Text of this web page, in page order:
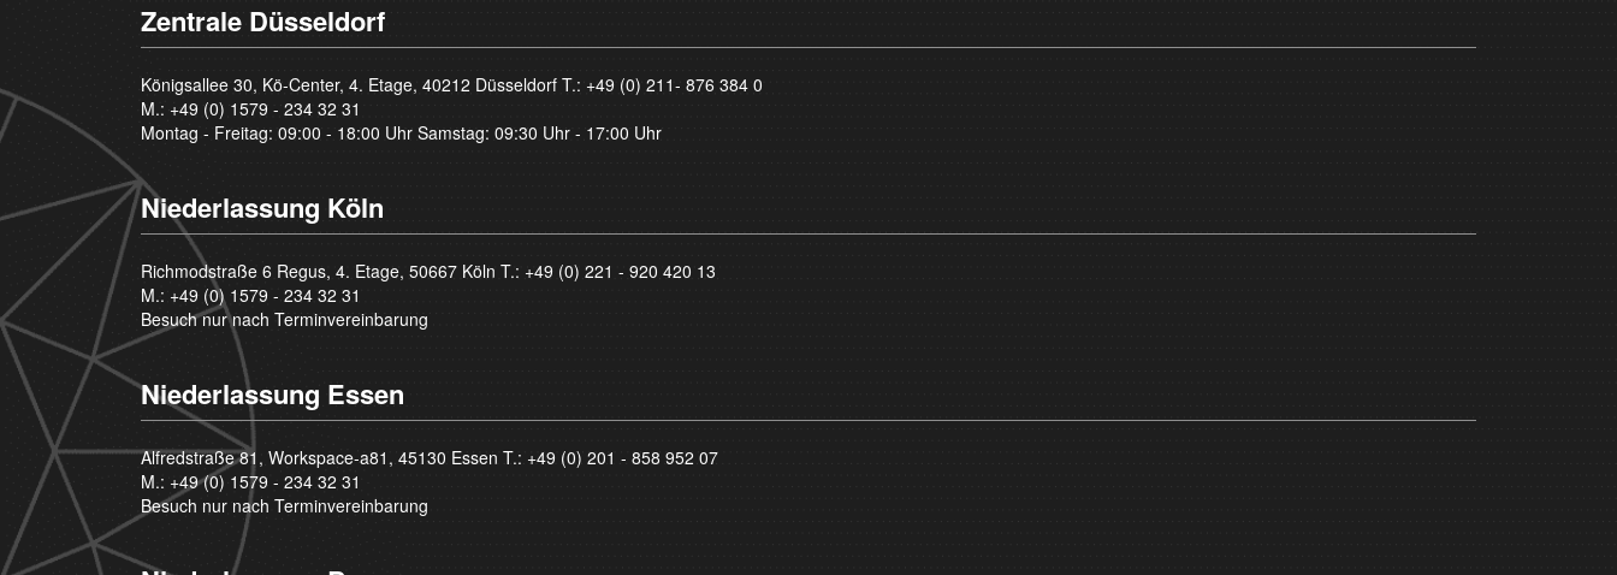
Zentrale Düsseldorf
Königsallee 30, Kö-Center, 4. Etage, 40212 Düsseldorf T.: +49 (0) 211- 876 384 0
M.: +49 (0) 1579 - 234 32 31
Montag - Freitag: 09:00 - 18:00 Uhr Samstag: 09:30 Uhr - 17:00 Uhr
Niederlassung Köln
Richmodstraße 6 Regus, 4. Etage, 50667 Köln T.: +49 (0) 221 - 920 420 13
M.: +49 (0) 1579 - 234 32 31
Besuch nur nach Terminvereinbarung
Niederlassung Essen
Alfredstraße 81, Workspace-a81, 45130 Essen T.: +49 (0) 201 - 858 952 07
M.: +49 (0) 1579 - 234 32 31
Besuch nur nach Terminvereinbarung